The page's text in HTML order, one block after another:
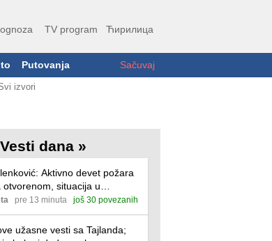
TV program Ћирилица
Putovanja Sačuvaj
izvori
Vesti dana »
Aktivno devet požara
otvorenom, situacija u
peščari povoljnija
pre 13 minuta još 30 povezanih
užasne vesti sa Tajlanda;